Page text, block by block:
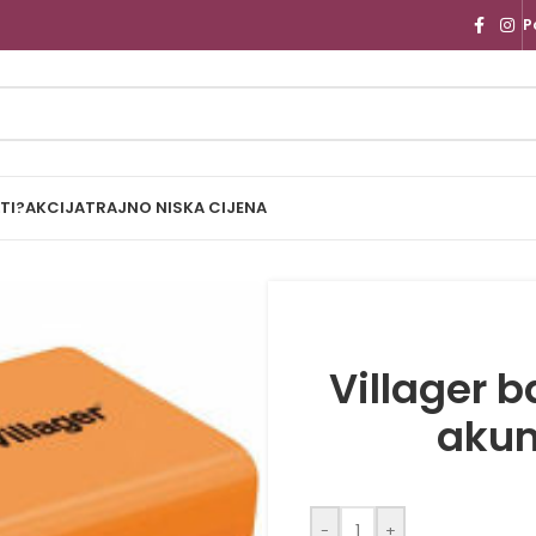
AKCIJATRAJNO NISKA CIJENA
Villager
- +